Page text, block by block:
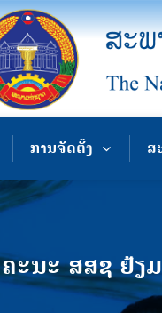
ການຈັດຕັ້ງ ສ
ຄະນະ ສສຊ ຢ້ຽ